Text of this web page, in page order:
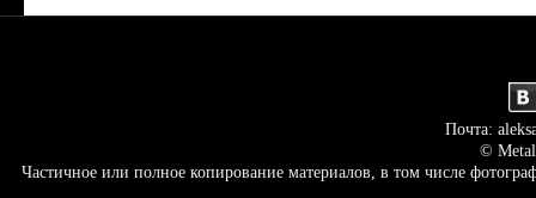
Почта:
©
Частичное или полное копирование материалов, в том числе